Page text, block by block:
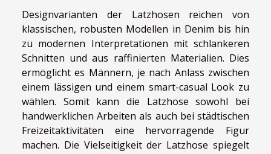
Designvarianten der Latzhosen reichen von
klassischen, robusten Modellen in Denim bis hin
zu modernen Interpretationen mit schlankeren
Schnitten und aus raffinierten Materialien. Dies
ermöglicht es Männern, je nach Anlass zwischen
einem lässigen und einem smart-casual Look zu
wählen. Somit kann die Latzhose sowohl bei
handwerklichen Arbeiten als auch bei städtischen
Freizeitaktivitäten eine hervorragende Figur
machen. Die Vielseitigkeit der Latzhose spiegelt